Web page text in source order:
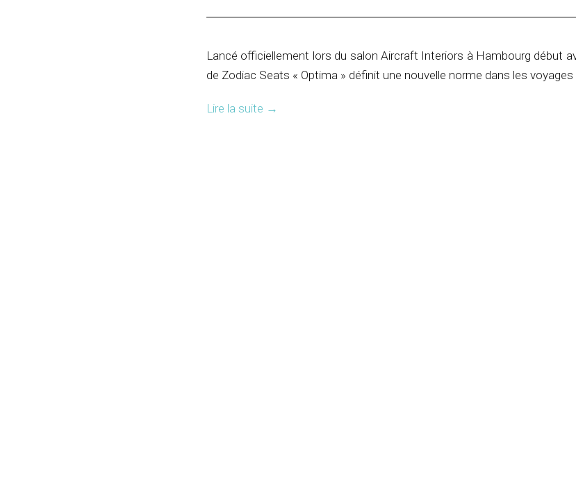
Lancé officiellement lors du salon Aircraft Interiors à Hambourg début
de Zodiac Seats « Optima » définit une nouvelle norme dans les voyages
Lire la suite →